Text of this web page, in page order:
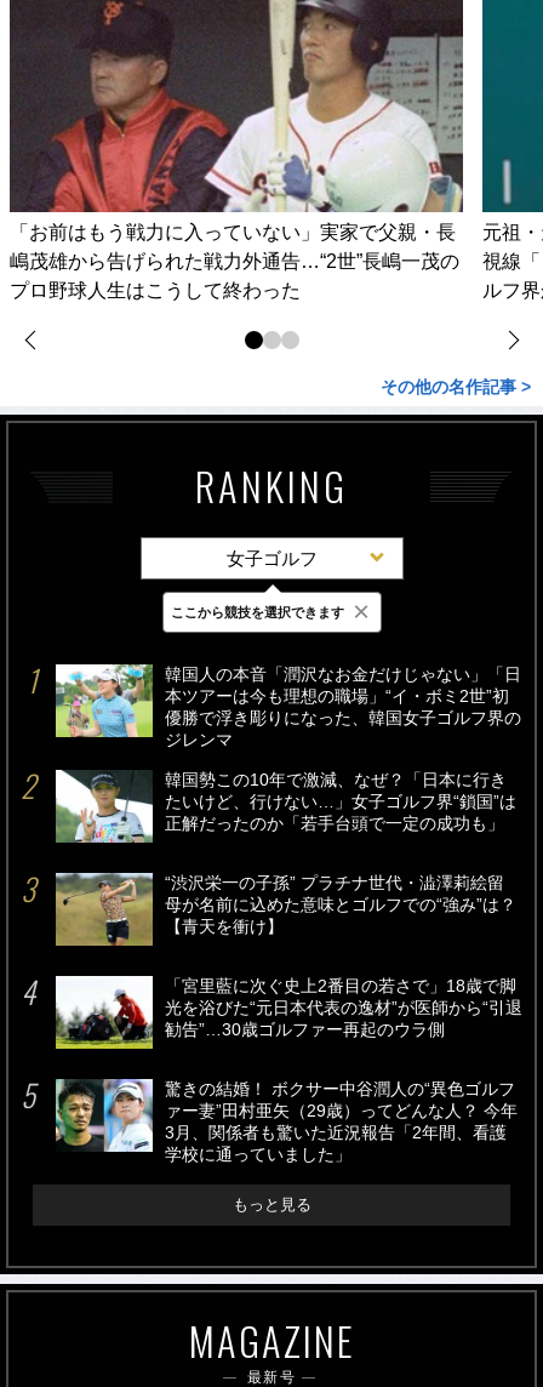
「お前はもう戦力に入っていない」実家で父親・長
嶋茂雄から告げられた戦力外通告…“2世”長嶋一茂の
プロ野球人生はこうして終わった
元祖
視線
ルフ
その他の名作記事 >
RANKING
女子ゴルフ
最新 24時間 週間
韓国人の本音「潤沢なお金だけじゃない」「日
本ツアーは今も理想の職場」“イ・ボミ2世”初
優勝で浮き彫りになった、韓国女子ゴルフ界の
ジレンマ
韓国勢この10年で激減、なぜ？「日本に行き
たいけど、行けない…」女子ゴルフ界“鎖国”は
正解だったのか「若手台頭で一定の成功も」
“渋沢栄一の子孫” プラチナ世代・澁澤莉絵留
母が名前に込めた意味とゴルフでの“強み”は？
【青天を衝け】
「宮里藍に次ぐ史上2番目の若さで」18歳で脚
光を浴びた“元日本代表の逸材”が医師から“引退
勧告”…30歳ゴルファー再起のウラ側
驚きの結婚！ ボクサー中谷潤人の“異色ゴルフ
ァー妻”田村亜矢（29歳）ってどんな人？ 今年
3月、関係者も驚いた近況報告「2年間、看護
学校に通っていました」
もっと見る
MAGAZINE
最新号
ここから競技を選択できます ×